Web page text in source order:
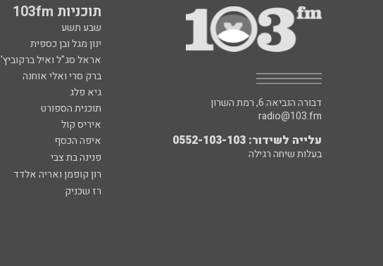
תוכניות 103fm
שבע תשע
ינון מגל ובן כספית
אראל סג"ל ואיל ברקוביץ'
ברק סרי ואלי אוחנה
גיא פלג
תוכנית הספורט
איריס קול
איפה הכסף
פנינה בת צבי
רון קופמן ואריה אלדד
רז שכניק
דבורה הנביאה 6, רמת השרון
radio@103.fm
עלייה לשידור: 0552-103-103
בעלות שיחה רגילה